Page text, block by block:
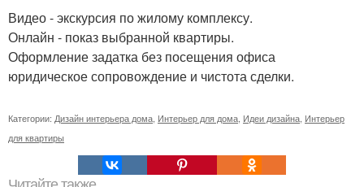
Видео - экскурсия по жилому комплексу.
Онлайн - показ выбранной квартиры.
Оформление задатка без посещения офиса
юридическое сопровождение и чистота сделки.
Категории: Дизайн интерьера дома Интерьер для дома Идеи дизайна Интерьер
для квартиры